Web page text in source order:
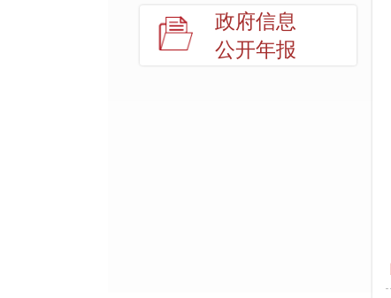
政府信息
公开年报